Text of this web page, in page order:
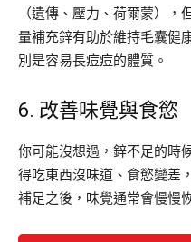
（遺傳、壓力、荷爾蒙）
量補充鋅有助於維持毛囊健
別是容易長痘痘的體質。
6. 改善味覺與食慾
你可能沒想過，鋅不足的時
得吃東西沒味道、食慾變差
補足之後，味覺通常會慢慢